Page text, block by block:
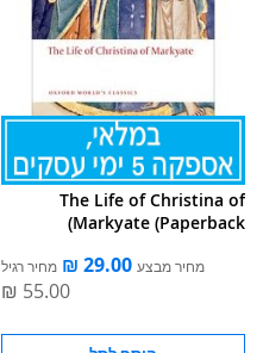
The Life of Christina of
Markyate (Paperback)
מחיר מבצע מחיר רגיל